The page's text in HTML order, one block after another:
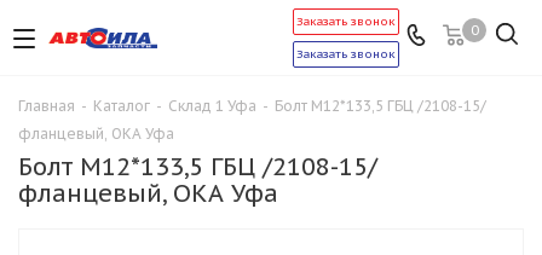
0
Заказать звонок
Заказать звонок
Главная - Каталог - Склад 1 Уфа - Болт М12*133,5 ГБЦ /2108-15/
фланцевый, ОКА Уфа
Болт М12*133,5 ГБЦ /2108-15/
фланцевый, ОКА Уфа